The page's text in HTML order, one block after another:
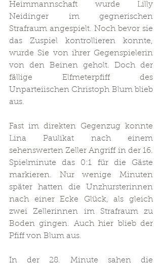
Heimmannschaft wurde Lilly
Neidinger im gegnerischen
Strafraum angespielt. Noch bevor sie
das Zuspiel kontrollieren konnte,
wurde Sie von ihrer Gegenspielerin
von den Beinen geholt. Doch der
fällige Elfmeterpfiff des
Unparteiischen Christoph Blum blieb
aus.
Fast im direkten Gegenzug konnte
Lina Paulikat nach einem
sehenswerten Zeller Angriff in der 16.
Spielminute das 0:1 für die Gäste
markieren. Nur wenige Minuten
später hatten die Unzhursterinnen
nach einer Ecke Glück, als gleich
zwei Zellerinnen im Strafraum zu
Boden gingen. Auch hier blieb der
Pfiff von Blum aus.
In der 28. Minute sahen die